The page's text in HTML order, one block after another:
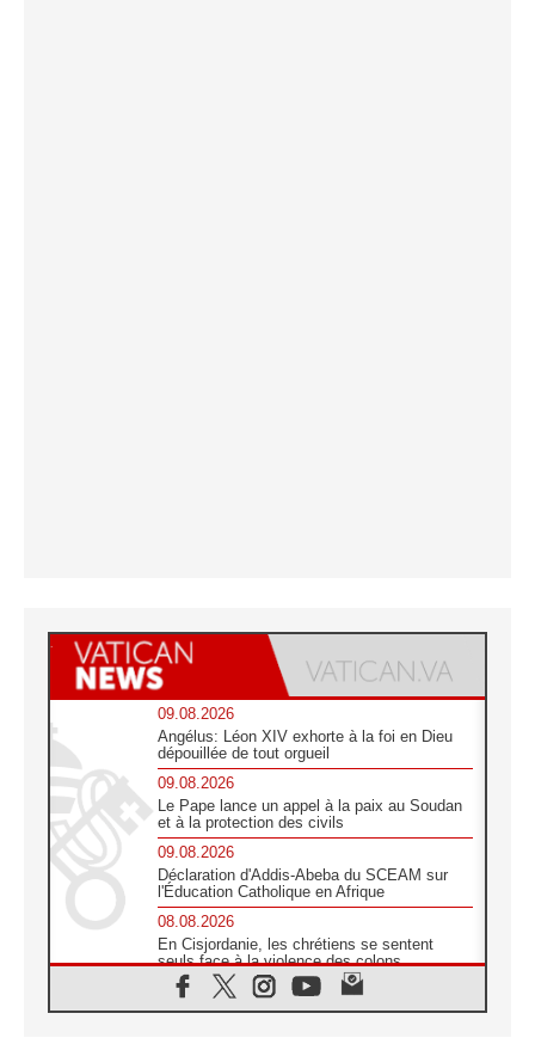
09.08.2026
Angélus: Léon XIV exhorte à la foi en Dieu
dépouillée de tout orgueil
09.08.2026
Le Pape lance un appel à la paix au Soudan
et à la protection des civils
09.08.2026
Déclaration d'Addis-Abeba du SCEAM sur
l'Éducation Catholique en Afrique
08.08.2026
En Cisjordanie, les chrétiens se sentent
seuls face à la violence des colons
08.08.2026
Léon XIV au sanctuaire de Notre Dame du